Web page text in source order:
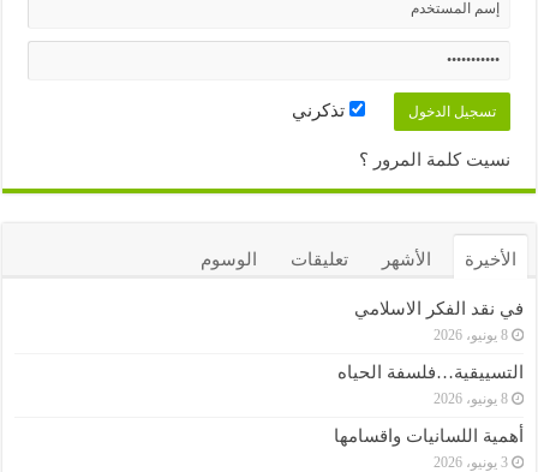
تذكرني
نسيت كلمة المرور ؟
الأخيرة الأشهر تعليقات الوسوم
في نقد الفكر الاسلامي
8 يونيو، 2026
التسييقية…فلسفة الحياه
8 يونيو، 2026
أهمية اللسانيات واقسامها
3 يونيو، 2026